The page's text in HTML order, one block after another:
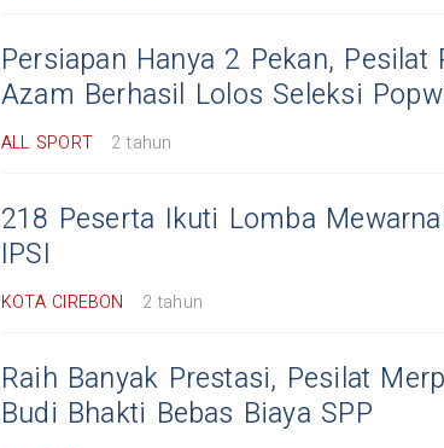
Persiapan Hanya 2 Pekan, Pesilat
Azam Berhasil Lolos Seleksi
ALL SPORT 2 tahun
218 Peserta Ikuti Lomba
IPSI
KOTA CIREBON 2 tahun
Raih Banyak Prestasi, Pesilat
Budi Bhakti Bebas Biaya SPP